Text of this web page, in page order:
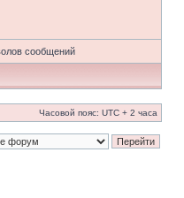
сообщений
Часовой пояс: UTC + 2 часа